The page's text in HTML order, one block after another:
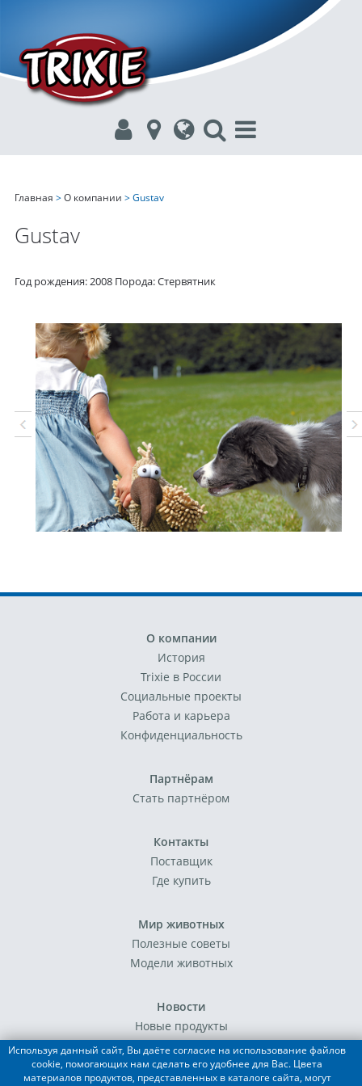
Главная >О компании > Gustav
Gustav
Год рождения: 2008 Порода: Стервятник
О компании
История
Trixie в России
Социальные проекты
Работа и карьера
Конфиденциальность
Партнёрам
Стать партнёром
Контакты
Поставщик
Где купить
Мир животных
Полезные советы
Модели животных
Новости
Новые продукты
События
Используя данный сайт, Вы даёте согласие на использование файлов
cookie, помогающих нам сделать его удобнее для Вас. Цвета
материалов продуктов, представленных в каталоге сайта, могут